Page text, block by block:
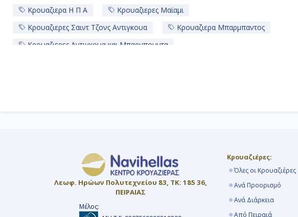
Κρουαζιερα Η Π Α
Κρουαζιερες Μαϊαμι
Κρουαζιερες Σαιντ Τζονς Αντιγκουα
Κρουαζιερα Μπαρμπαντος
Κρουαζιερες Αντιγκουα και Μπαρμπουντα
Λεωφ. Ηρώων Πολυτεχνείου 83, ΤΚ: 185 36,
ΠΕΙΡΑΙΑΣ
Μέλος:
Κρουαζιέρες:
Όλες οι Κρουαζιέρες
Ανά Προορισμό
Ανά Διάρκεια
Από Πειραιά